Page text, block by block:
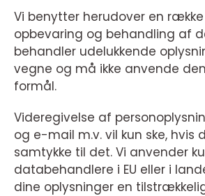
Vi benytter herudover en
opbevaring og behandling af
behandler udelukkende
vegne og må ikke anvende
formål.
Videregivelse af
og e-mail m.v. vil kun ske, hvis
samtykke til det. Vi anvender
databehandlere i EU eller i
dine oplysninger en